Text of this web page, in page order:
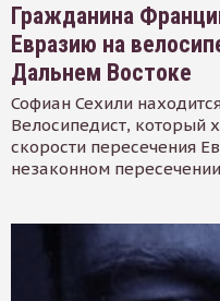
Гражданина
Евразию на
Дальнем Востоке
Софиан Сехили
Велосипедист, который
скорости пересечения
незаконном